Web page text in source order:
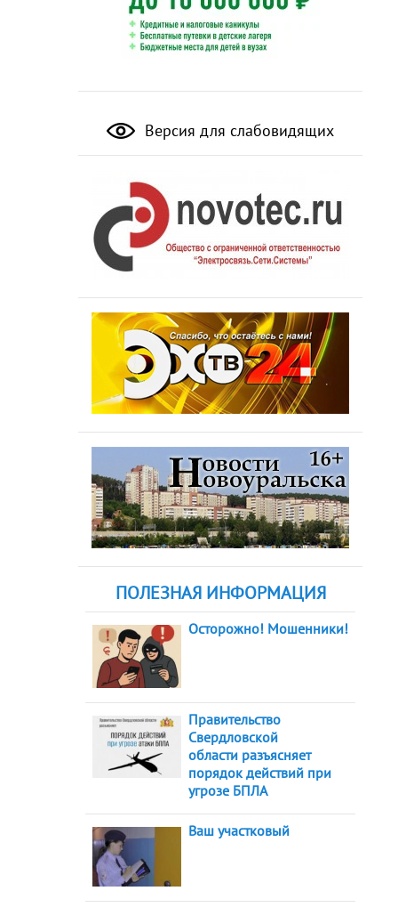
Версия для слабовидящих
ПОЛЕЗНАЯ ИНФОРМАЦИЯ
Осторожно! Мошенники!
Правительство
Свердловской
области разъясняет
порядок действий при
угрозе БПЛА
Ваш участковый